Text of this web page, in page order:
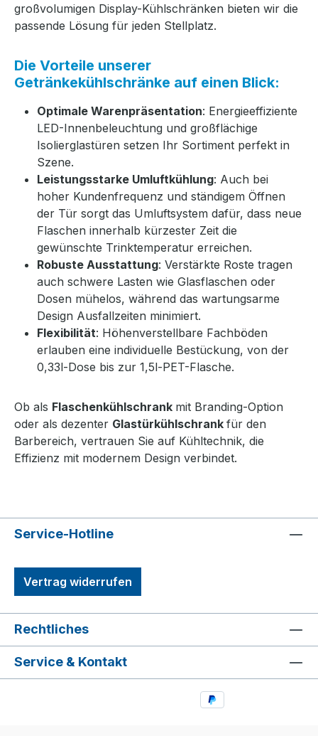
großvolumigen Display-Kühlschränken bieten wir die
passende Lösung für jeden Stellplatz.
Die Vorteile unserer
Getränkekühlschränke auf einen Blick:
Optimale Warenpräsentation: Energieeffiziente
LED-Innenbeleuchtung und großflächige
Isolierglastüren setzen Ihr Sortiment perfekt in
Szene.
Leistungsstarke Umluftkühlung: Auch bei
hoher Kundenfrequenz und ständigem Öffnen
der Tür sorgt das Umluftsystem dafür, dass neue
Flaschen innerhalb kürzester Zeit die
gewünschte Trinktemperatur erreichen.
Robuste Ausstattung: Verstärkte Roste tragen
auch schwere Lasten wie Glasflaschen oder
Dosen mühelos, während das wartungsarme
Design Ausfallzeiten minimiert.
Flexibilität: Höhenverstellbare Fachböden
erlauben eine individuelle Bestückung, von der
0,33l-Dose bis zur 1,5l-PET-Flasche.
Ob als Flaschenkühlschrank mit Branding-Option
oder als dezenter Glastürkühlschrank für den
Barbereich, vertrauen Sie auf Kühltechnik, die
Effizienz mit modernem Design verbindet.
Service-Hotline
Vertrag widerrufen
Rechtliches
Service & Kontakt